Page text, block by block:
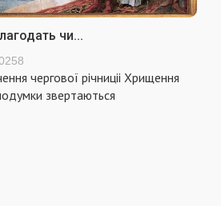
чи...
чергової річниціі Хрищення
зверта­ються